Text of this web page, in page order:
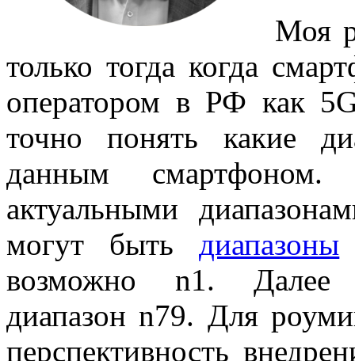
Моя
только тогда когда
оператором в РФ как
точно понять какие
данным
актуальными
могут быть диапазоны
возможно n1. Далее
диапазон n79. Для
перспективность